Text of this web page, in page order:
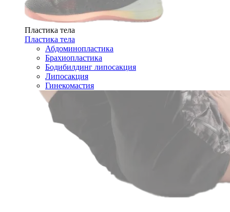
Пластика тела
Пластика тела
Абдоминопластика
Брахиопластика
Бодибилдинг липосакция
Липосакция
Гинекомастия